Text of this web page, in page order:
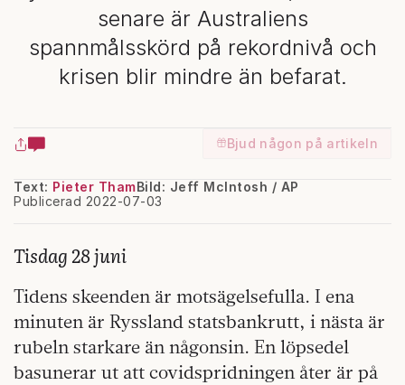
senare är Australiens
spannmålsskörd på rekordnivå och
krisen blir mindre än befarat.
Bjud någon på artikeln
Text: Pieter Tham
Publicerad 2022-07-03
Bild: Jeff McIntosh / AP
Tisdag 28 juni
Tidens skeenden är motsägelsefulla. I ena
minuten är Ryssland statsbankrutt, i nästa är
rubeln starkare än någonsin. En löpsedel
basunerar ut att covidspridningen åter är på